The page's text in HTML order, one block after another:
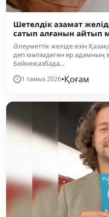
Шетелдік азамат
сатып алғанын айтып
Әлеуметтік желіде өзін
деп мәлімдеген ер адамның
Бейнежазбада...
1 тамыз 2026•Қоғам